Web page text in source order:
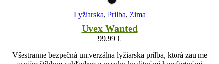
Lyžiarska, Prilba, Zima
Uvex Wanted
99.99 €
Všestranne bezpečná univerzálna lyžiarska prilba, ktorá zaujme